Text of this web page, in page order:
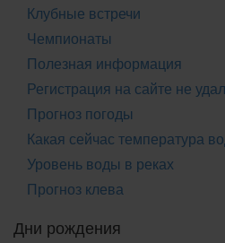
Клубные встречи
Чемпионаты
Полезная информация
Регистрация на сайте не
Прогноз погоды
Какая сейчас температура
Уровень воды в реках
Прогноз клева
Дни рождения